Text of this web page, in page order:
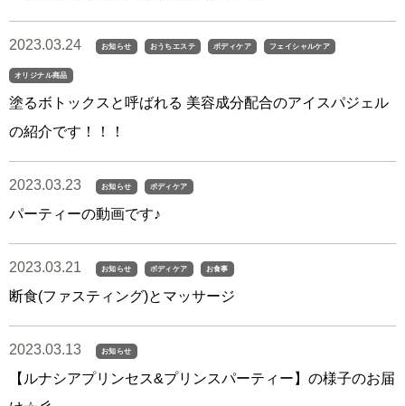
2023.03.24 お知らせ おうちエステ ボディケア フェイシャルケア
オリジナル商品
塗るボトックスと呼ばれる 美容成分配合のアイスパジェル
の紹介です！！！
2023.03.23 お知らせ ボディケア
パーティーの動画です♪
2023.03.21 お知らせ ボディケア お食事
断食(ファスティング)とマッサージ
2023.03.13 お知らせ
【ルナシアプリンセス&プリンスパーティー】の様子のお届